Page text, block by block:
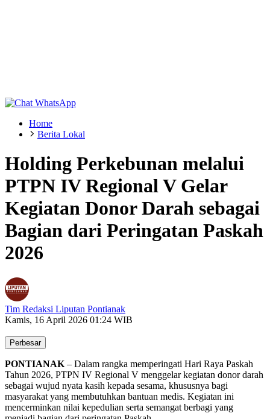
Home
Berita Lokal
Holding Perkebunan melalui
PTPN IV Regional V Gelar
Kegiatan Donor Darah sebagai
Bagian dari Peringatan Paskah
2026
Tim Redaksi Liputan Pontianak
Kamis, 16 April 2026 01:24 WIB
Perbesar
PONTIANAK – Dalam rangka memperingati Hari Raya Paskah
Tahun 2026, PTPN IV Regional V menggelar kegiatan donor darah
sebagai wujud nyata kasih kepada sesama, khususnya bagi
masyarakat yang membutuhkan bantuan medis. Kegiatan ini
mencerminkan nilai kepedulian serta semangat berbagi yang